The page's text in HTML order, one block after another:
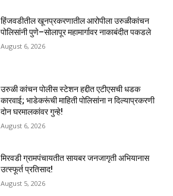
हिंजवडीतील खूनप्रकरणातील आरोपीला उरुळीकांचन
पोलिसांनी पुणे–सोलापूर महामार्गावर नाकाबंदीत पकडले
August 6, 2026
उरुळी कांचन पोलीस स्टेशन हद्दीत एटीएसची धडक
कारवाई; भाडेकरूंची माहिती पोलिसांना न दिल्याप्रकरणी
दोन घरमालकांवर गुन्हे!
August 6, 2026
मिरवडी ग्रामपंचायतीत सायबर जनजागृती अभियानास
उत्स्फूर्त प्रतिसाद!
August 5, 2026